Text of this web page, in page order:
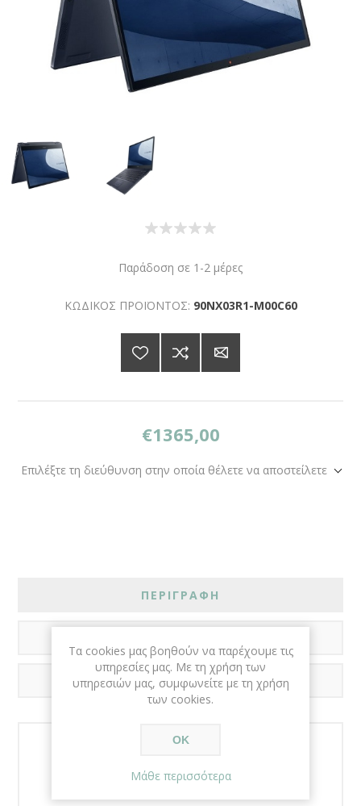
Παράδοση σε 1-2 μέρες
ΚΩΔΙΚΟΣ ΠΡΟΪΟΝΤΟΣ: 90NX03R1-M00C60
€1365,00
Επιλέξτε τη διεύθυνση στην οποία θέλετε να αποστείλετε
ΠΕΡΙΓΡΑΦΗ
ΕΠΙΚΟΙΝΩΝΙΑ
Κατασκευαστής: Asus
Τα cookies μας βοηθούν να παρέχουμε τις
υπηρεσίες μας. Με τη χρήση των
υπηρεσιών μας, συμφωνείτε με τη χρήση
των cookies.
ΟΚ
Μάθε περισσότερα